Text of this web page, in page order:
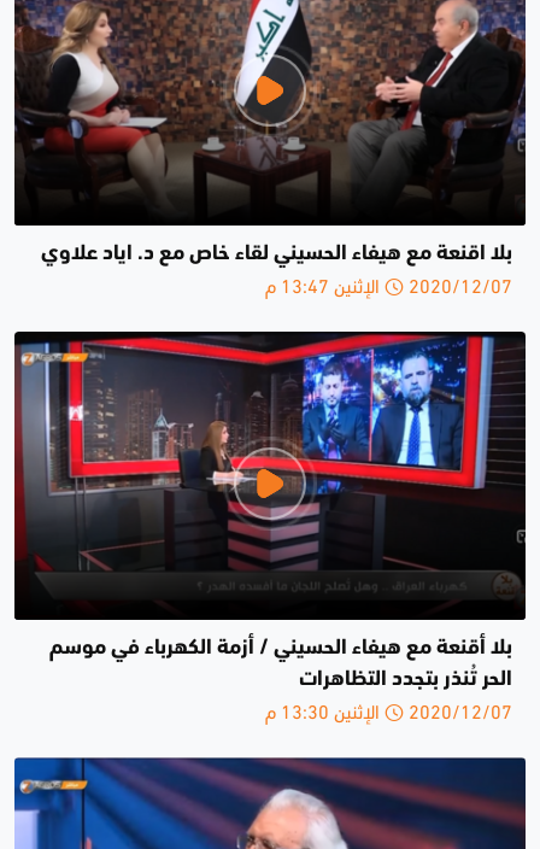
بلا اقنعة مع هيفاء الحسيني لقاء خاص مع د. اياد علاوي
2020/12/07 الإثنين 13:47 م
بلا أقنعة مع هيفاء الحسيني / أزمة الكهرباء في موسم
الحر تُنذر بتجدد التظاهرات
2020/12/07 الإثنين 13:30 م